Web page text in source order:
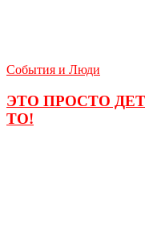
События и Люди
ЭТО ПРОСТО
ТО!